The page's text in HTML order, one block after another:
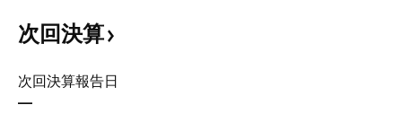
次回決算
次回決算報告日
—